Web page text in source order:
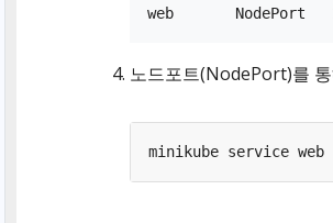
노드포트(NodePort)를